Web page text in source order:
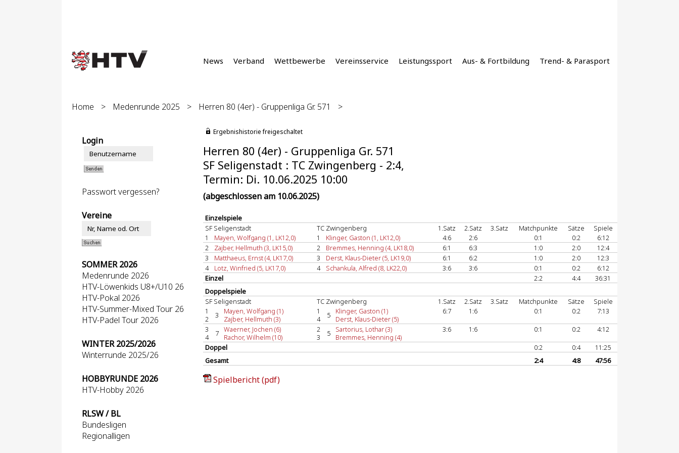
News Verband Wettbewerbe Vereinsservice Leistungssport Aus- & Fortbildung Trend- & Parasport
Home > Medenrunde 2025 > Herren 80 (4er) - Gruppenliga Gr. 571 >
Login
Passwort vergessen?
Vereine
SOMMER 2026
Medenrunde 2026
HTV-Löwenkids U8+/U10 26
HTV-Pokal 2026
HTV-Summer-Mixed Tour 26
HTV-Padel Tour 2026
WINTER 2025/2026
Winterrunde 2025/26
HOBBYRUNDE 2026
HTV-Hobby 2026
RLSW / BL
Bundesligen
Regionalligen
Ergebnishistorie freigeschaltet
Herren 80 (4er) - Gruppenliga Gr. 571
SF Seligenstadt : TC Zwingenberg - 2:4,
Termin: Di. 10.06.2025 10:00
(abgeschlossen am 10.06.2025)
Einzelspiele
SF Seligenstadt
TC Zwingenberg 1.Satz 2.Satz 3.Satz Matchpunkte Sätze
Spiele
1
Mayen, Wolfgang (1, LK12,0) 1 Klinger, Gaston (1, LK12,0) 4:6 2:6 0:1 0:2
6:12
2
Zajber, Hellmuth (3, LK15,0) 2 Bremmes, Henning (4, LK18,0) 6:1 6:3 1:0 2:0
12:4
3
Matthaeus, Ernst (4, LK17,0) 3 Derst, Klaus-Dieter (5, LK19,0) 6:1 6:2 1:0 2:0
12:3
4
Lotz, Winfried (5, LK17,0) 4 Schankula, Alfred (8, LK22,0) 3:6 3:6 0:1 0:2
6:12
Einzel
2:2 4:4
36:31
Doppelspiele
SF Seligenstadt
TC Zwingenberg 1.Satz 2.Satz 3.Satz Matchpunkte Sätze
Spiele
1
2
3
Mayen, Wolfgang (1)
Zajber, Hellmuth (3)
1
4
5
Klinger, Gaston (1)
Derst, Klaus-Dieter (5)
6:7 1:6 0:1 0:2
7:13
3
4
7 Waerner, Jochen (6)
Rachor, Wilhelm (10)
2
3
5
Sartorius, Lothar (3)
Bremmes, Henning (4)
3:6 1:6 0:1 0:2
4:12
Doppel
0:2 0:4
11:25
Gesamt
2:4 4:8 47:56
Spielbericht (pdf)